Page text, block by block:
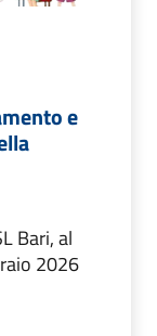
e
Bari, al
2026